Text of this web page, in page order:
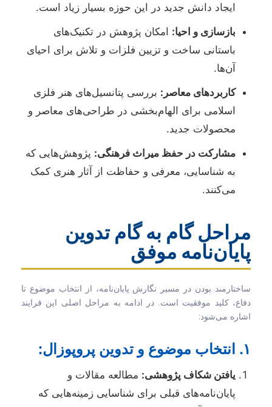
ایجاد دانش جدید در این حوزه بسیار زیاد است.
بازسازی و احیا: امکان پژوهش در تکنیک‌های
باستانی ساخت و تزیین فلزات و تلاش برای احیای
آن‌ها.
کاربردهای معاصر: بررسی پتانسیل‌های هنر فلزی
اسلامی برای الهام‌بخشی در طراحی‌های معاصر و
محصولات جدید.
مشارکت در حفظ میراث فرهنگی: پژوهش‌هایی که
به شناسایی، معرفی و حفاظت از آثار هنری کمک
می‌کنند.
مراحل گام به گام تدوین
پایان‌نامه موفق
ساختارمند بودن در مسیر نگارش پایان‌نامه، از انتخاب موضوع تا
دفاع، کلید موفقیت است. در ادامه به مراحل اصلی این فرایند
اشاره می‌شود:
۱. انتخاب موضوع و تدوین پروپوزال:
یافتن شکاف پژوهشی: مطالعه مقالات و
پایان‌نامه‌های قبلی برای شناسایی زمینه‌هایی که